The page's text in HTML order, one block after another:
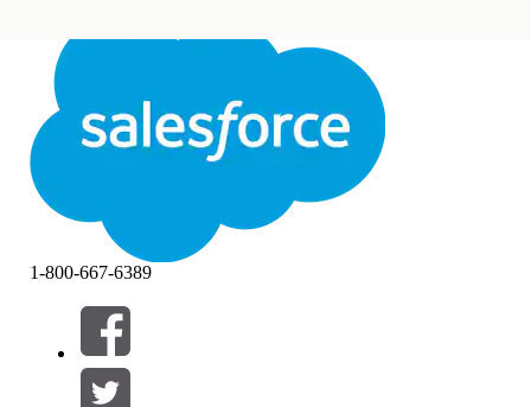
Avslutt Avslutt
Filtrer etter (0)
VELG FILTRE
1-800-667-6389